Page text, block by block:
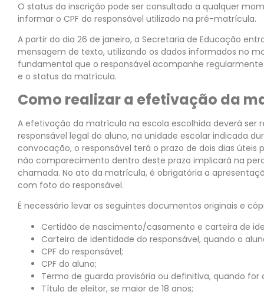
O status da inscrição pode ser consultado a qualquer
informar o CPF do responsável utilizado na pré-matrícula.
A partir do dia 26 de janeiro, a Secretaria de Educação
mensagem de texto, utilizando os dados informados no
fundamental que o responsável acompanhe
e o status da matrícula.
Como realizar a efetivação da
A efetivação da matrícula na escola escolhida deverá ser
responsável legal do aluno, na unidade escolar indicada
convocação, o responsável terá o prazo de dois dias úteis
não comparecimento dentro deste prazo implicará na
chamada. No ato da matrícula, é obrigatória a
com foto do responsável.
É necessário levar os seguintes documentos originais e
Certidão de nascimento/casamento e carteira de
Carteira de identidade do responsável, quando o
CPF do responsável;
CPF do aluno;
Termo de guarda provisória ou definitiva, quando for
Título de eleitor, se maior de 18 anos;